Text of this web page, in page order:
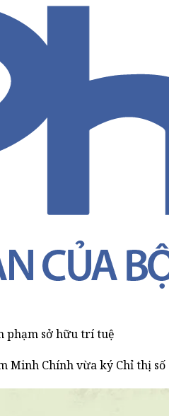
phạm sở hữu trí tuệ
Minh Chính vừa ký Chỉ thị